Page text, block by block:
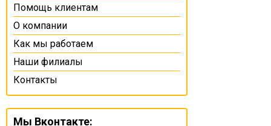
Помощь клиентам
О компании
Как мы работаем
Наши филиалы
Контакты
Мы Вконтакте: